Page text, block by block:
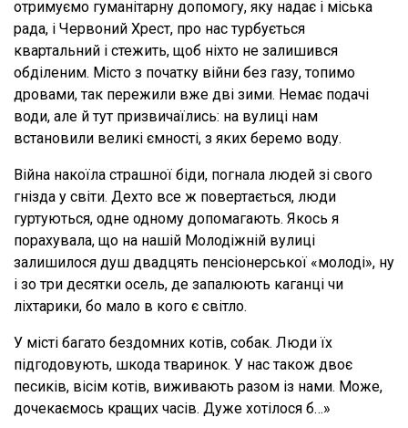
отримуємо гуманітарну допомогу, яку надає і міська
рада, і Червоний Хрест, про нас турбується
квартальний і стежить, щоб ніхто не залишився
обділеним. Місто з початку війни без газу, топимо
дровами, так пережили вже дві зими. Немає подачі
води, але й тут призвичаїлись: на вулиці нам
встановили великі ємності, з яких беремо воду.
Війна накоїла страшної біди, погнала людей зі свого
гнізда у світи. Дехто все ж повертається, люди
гуртуються, одне одному допомагають. Якось я
порахувала, що на нашій Молодіжній вулиці
залишилося душ двадцять пенсіонерської «молоді», ну
і зо три десятки осель, де запалюють каганці чи
ліхтарики, бо мало в кого є світло.
У місті багато бездомних котів, собак. Люди їх
підгодовують, шкода тваринок. У нас також двоє
песиків, вісім котів, виживають разом із нами. Може,
дочекаємось кращих часів. Дуже хотілося б…»